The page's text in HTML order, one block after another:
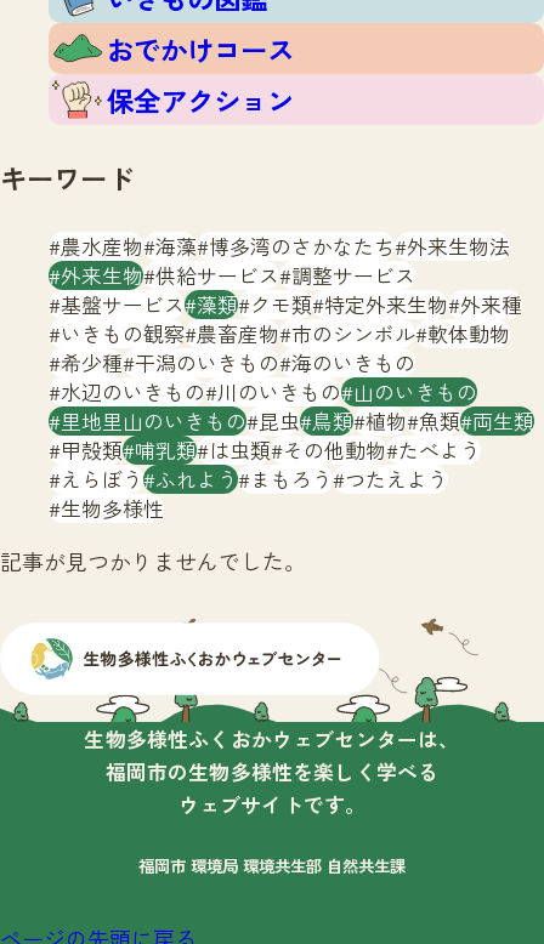
文字サイズ 小 中 大
調査レポートTOP
調査結果
ふくおかいきものマップ
マッチングTOP
掲載申し込みフォーム
お問合せ
生物多様性ふくおかウェブセンターとは
サイトマップ
おでかけコース
保全アクション
キーワード
農水産物 海藻 博多湾のさかなたち 外来生物法
外来生物 供給サービス 調整サービス
基盤サービス 藻類 クモ類 特定外来生物 外来種
いきもの観察 農畜産物 市のシンボル 軟体動物
希少種 干潟のいきもの 海のいきもの
水辺のいきもの 川のいきもの 山のいきもの
里地里山のいきもの 昆虫 鳥類 植物 魚類 両生類
甲殻類 哺乳類 は虫類 その他動物 たべよう
えらぼう ふれよう まもろう つたえよう
生物多様性
記事が見つかりませんでした。
生物多様性ふくおかウェブセンターは、
福岡市の生物多様性を楽しく学べる
ウェブサイトです。
福岡市 環境局 環境共生部 自然共生課